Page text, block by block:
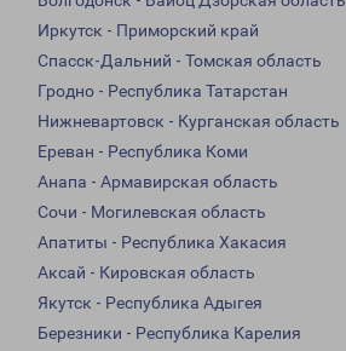
Иркутск - Приморский край
Спасск-Дальний - Томская область
Гродно - Республика Татарстан
Нижневартовск - Курганская область
Ереван - Республика Коми
Анапа - Армавирская область
Сочи - Могилевская область
Апатиты - Республика Хакасия
Аксай - Кировская область
Якутск - Республика Адыгея
Березники - Республика Карелия